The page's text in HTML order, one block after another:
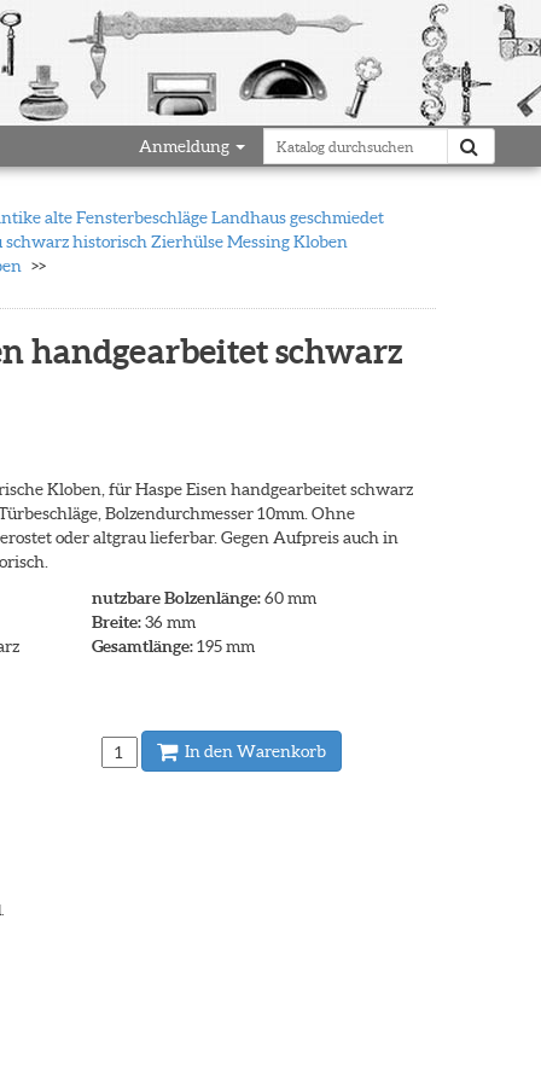
Anmeldung
alte Fensterbeschläge Landhaus geschmiedet
historisch Zierhülse Messing Kloben
handgearbeitet schwarz
Kloben, für Haspe Eisen handgearbeitet schwarz
Bolzendurchmesser 10mm. Ohne
oder altgrau lieferbar. Gegen Aufpreis auch in
nutzbare Bolzenlänge:60 mm
Breite:36 mm
Gesamtlänge:195 mm
In den Warenkorb